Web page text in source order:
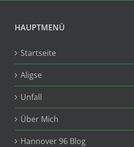
HAUPTMENÜ
Startseite
Aligse
Unfall
Über Mich
Hannover 96 Blog